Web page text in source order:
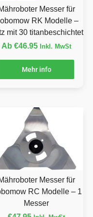
Messer für
RK Modelle –
mit 30 titanbeschichtet
Ab €46.95 Inkl. MwSt
Mehr info
Messer für
RC Modelle – 1
Messer